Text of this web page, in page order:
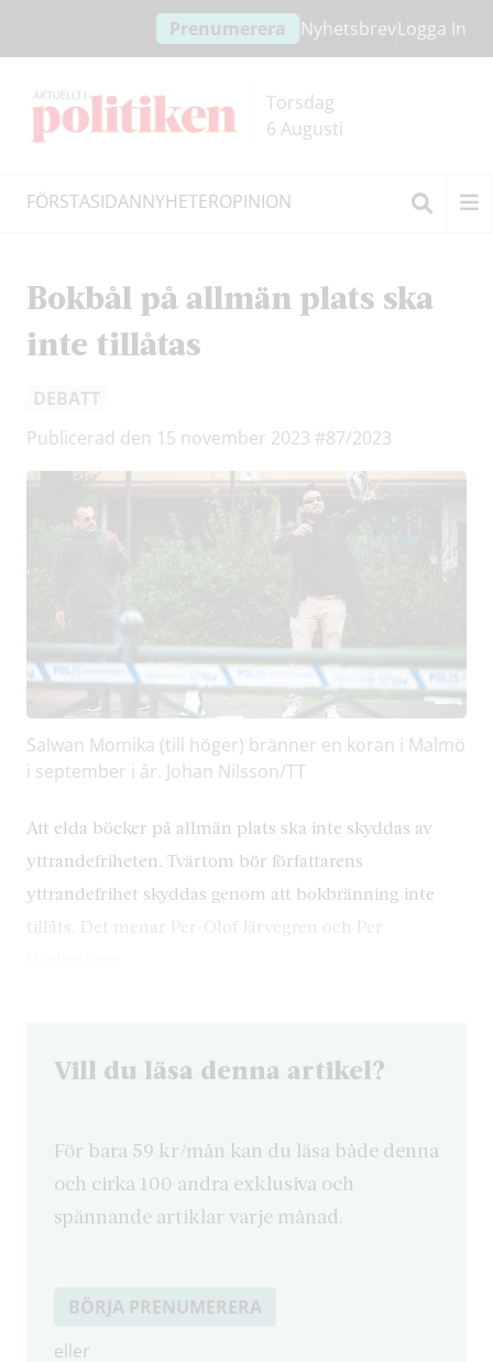
innehållet
headern
Prenumerera NyhetsbrevLogga In
Torsdag
6 Augusti
FÖRSTASIDANNYHETEROPINION
Bokbål på allmän plats ska
inte tillåtas
DEBATT
Publicerad den 15 november 2023 #87/2023
Salwan Momika (till höger) bränner en koran i Malmö
i september i år. Johan Nilsson/TT
Att elda böcker på allmän plats ska inte skyddas av
yttrandefriheten. Tvärtom bör författarens
yttrandefrihet skyddas genom att bokbränning inte
tillåts. Det menar Per-Olof Järvegren och Per
Vill du läsa denna artikel?
För bara 59 kr/mån kan du läsa både denna
och cirka 100 andra exklusiva och
spännande artiklar varje månad.
BÖRJA PRENUMERERA
eller